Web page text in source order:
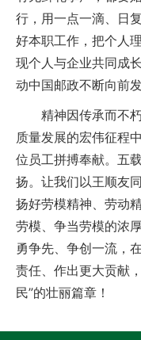
行，用一点一滴、日
好本职工作，把个人
现个人与企业共同成
动中国邮政不断向前
精神因传承而不朽
质量发展的宏伟征程
位员工拼搏奉献。五
扬。让我们以王顺友
扬好劳模精神、劳动
劳模、争当劳模的浓
勇争先、争创一流，
责任、作出更大贡献
民”的壮丽篇章！